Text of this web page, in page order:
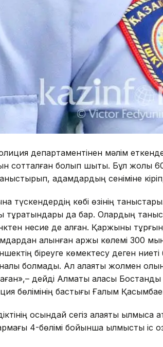
департаментінен мәлім
сотталған болып шықты. Бұл жолы
адамдардың сеніміне
түскендердің көбі өзінің
тұратындары да бар. Олардың
несие де алған. Қаржыны
алынған қаржы көлемі 300
біреуге көмектесу деген
болмады. Ал алаяқтық жолмен
дейді Алматы қаласы
бөлімінің бастығы Ғалым
осындай сегіз алаяқтық
4-бөлімі бойынша қылмыстық іс